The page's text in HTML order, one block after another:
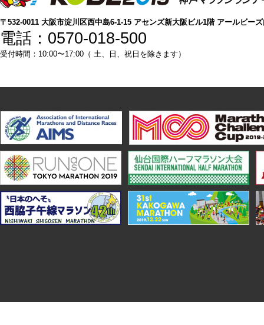
〒532-0011 大阪市淀川区西中島6-1-15 アセンズ新大阪ビル1階 アールビー
電話：0570-018-500
受付時間：10:00〜17:00（ 土、日、祝日を除きます）